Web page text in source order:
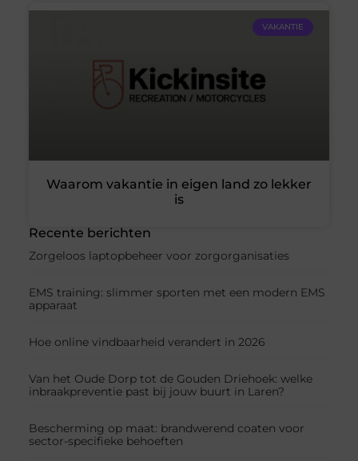
Recente berichten
Zorgeloos laptopbeheer voor zorgorganisaties
EMS training: slimmer sporten met een modern EMS
apparaat
Hoe online vindbaarheid verandert in 2026
Van het Oude Dorp tot de Gouden Driehoek: welke
inbraakpreventie past bij jouw buurt in Laren?
Bescherming op maat: brandwerend coaten voor
sector-specifieke behoeften
VAKANTIE
Waarom vakantie in eigen land zo lekker
is